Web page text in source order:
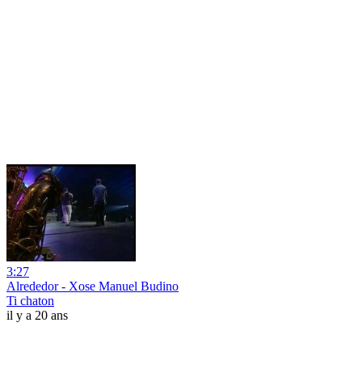
3:27
Alrededor - Xose Manuel Budino
Ti chaton
il y a 20 ans